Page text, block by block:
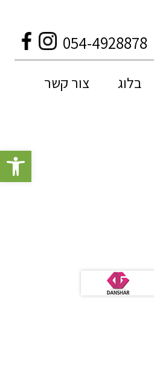
פתח
054-4928878
בלוג צור קשר